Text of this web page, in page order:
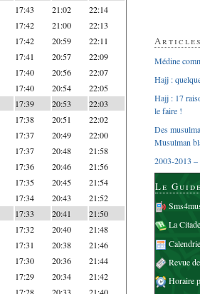
17:43 21:02 22:14
17:42 21:00 22:13
17:42 20:59 22:11
17:41 20:57 22:09
17:40 20:56 22:07
17:40 20:54 22:05
17:39 20:53 22:03
17:38 20:51 22:02
17:37 20:49 22:00
17:37 20:48 21:58
17:36 20:46 21:56
17:35 20:45 21:54
17:34 20:43 21:52
17:33 20:41 21:50
17:32 20:40 21:48
17:31 20:38 21:46
17:30 20:36 21:44
17:29 20:34 21:42
Médine
Hajj :
Hajj : 17
le faire !
Des
Musulman
2003-2013 –
Le
La
Revue
Horaire